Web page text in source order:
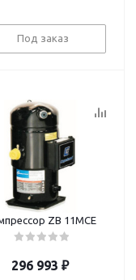
Под заказ
ZB 11MCE
296 993 ₽